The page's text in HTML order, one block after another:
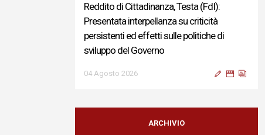
Reddito di Cittadinanza, Testa (FdI):
Presentata interpellanza su criticità
persistenti ed effetti sulle politiche di
sviluppo del Governo
04 Agosto 2026
Sigismondi, Liris e Testa: “Profondo
cordoglio e vicinanza al Ministro Roccella e
ARCHIVIO